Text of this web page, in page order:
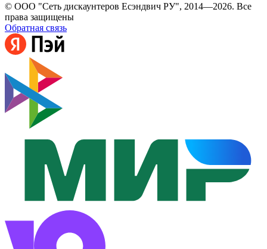
© ООО "Сеть дискаунтеров Есэндвич РУ", 2014—2026. Все
права защищены
Обратная связь